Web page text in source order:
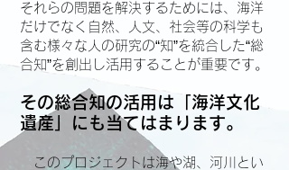
それらの問題を解決するためには、海洋
だけでなく自然、
人文、社会等の科学も
含む様々な人の研究の“知”を統合した“総
合知”を創出し活用することが重要です。
その総合知の活用は「海洋文化
遺産」にも当てはまります。
このプロジェクトは海や湖、河川とい